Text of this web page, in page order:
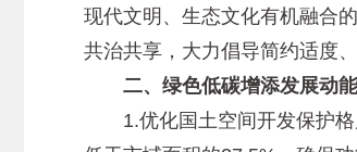
现代文明、生态文化有机融合
共治共享，大力倡导简约适度
二、绿色低碳增添发展动能
1.优化国土空间开发保护格